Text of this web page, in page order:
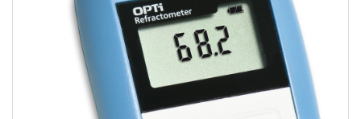
Khúc xạ kế đo độ mặn nước biển
0-180 PPT và 1.000-1.070 SG 38-
51 Bellingham and Stanley
Tên liên hệ*